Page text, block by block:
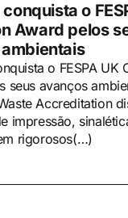
o
Award pelos
o FESPA UK
seus avanços
Accreditation
impressão,
rigorosos(…)